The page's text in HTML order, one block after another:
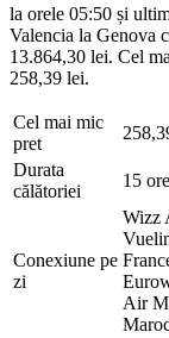
la orele 05:50 și
Valencia la Genova
13.864,30 lei. Cel
258,39 lei.
Cel mai mic
pret
Durata
călătoriei
15
Conexiune pe
zi
Wizz
Air